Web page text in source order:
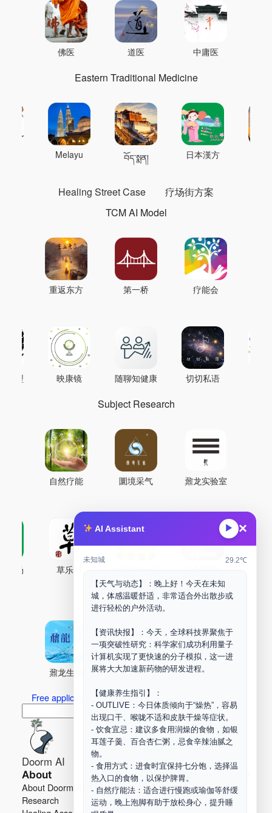
AI Assistant ▶ ×
未知城 29.2℃
【天气与动态】：晚上好！今天在未知
城，体感温暖舒适，非常适合外出散步或
进行轻松的户外活动。
【资讯快报】：今天，全球科技界聚焦于
一项突破性研究：科学家们成功利用量子
计算机实现了更快速的分子模拟，这一进
展将大大加速新药物的研发进程。
【健康养生指引】：
- OUTLIVE：今日体质倾向于“燥热”，容易
出现口干、喉咙不适和皮肤干燥等症状。
- 饮食宜忌：建议多食用润燥的食物，如银
耳莲子羹、百合杏仁粥，忌食辛辣油腻之
物。
- 食用方式：进食时宜保持七分饱，选择温
热入口的食物，以保护脾胃。
- 自然疗能法：适合进行慢跑或瑜伽等舒缓
运动，晚上泡脚有助于放松身心，提升睡
佛医 道医 中庸医
Eastern Traditional Medicine
Melayu བོད་སྨན། 日本漢方
Healing Street Case
疗场街方案
TCM AI Model
重返东方 第一桥 疗能会
模型 映康镜 随聊知健康 切切私语
Subject Research
自然疗能 圜境采气 鼐龙实验室
药场 草乐村
Maker Space
鼐龙生物 PLM 商兑园
Free application for “Healing Association Membership”
索
Search
Doorm AI
About
About Doorm AI
Research
Privacy
Terms